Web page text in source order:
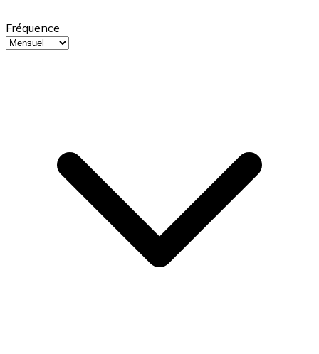
Fréquence